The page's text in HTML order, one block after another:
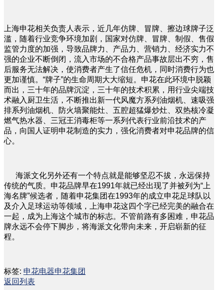
上海申花相关负责人表示，近几年仿牌、冒牌、擦边球牌子泛
滥，随着行业竞争环境加剧，国家对仿牌、冒牌、制假、售假
监管力度的加强，导致品牌力、产品力、营销力、经济实力不
强的企业不断倒闭，流入市场的不合格产品事故层出不穷，售
后服务无法解决，使消费者产生了信任危机，同时消费行为也
更加谨慎。“牌子”的生命周期大大缩短。申花在此环境中脱颖
而出，三十年的品牌沉淀，三十年的技术积累，用行业尖端技
术融入厨卫生活，不断推出新一代风魔方系列油烟机、速吸强
排系列油烟机、防火墙聚能灶、五腔超猛爆炒灶、双热核冷凝
燃气热水器、三冠王消毒柜等一系列代表行业前沿技术的产
品，向国人证明申花制造的实力，强化消费者对申花品牌的信
心。
海派文化另外还有一个特点就是能够坚忍不拔，永远保持
传统的气质。申花品牌早在1991年就已经出现了并被列为“上
海名牌”候选者，随着申花集团在1993年的成立申花足球队以
及介入足球运动等领域，上海申花这四个字已经完美的融合在
一起，成为上海这个城市的标志。不管前路有多困难，申花品
牌永远不会停下脚步，将海派文化带向未来，开启崭新的征
程。
标签: 申花电器申花集团
返回列表